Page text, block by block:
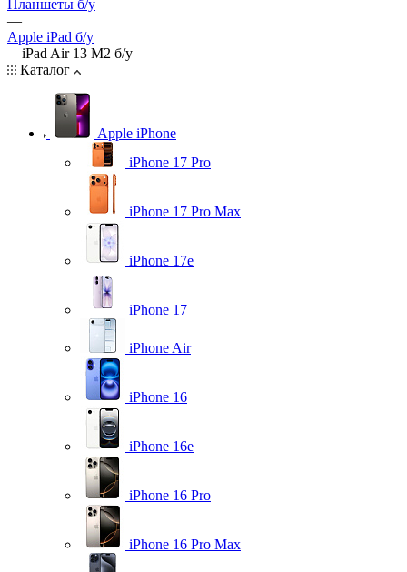
Планшеты б/у
—
Apple iPad б/у
—iPad Air 13 M2 б/у
Каталог
Apple iPhone
iPhone 17 Pro
iPhone 17 Pro Max
iPhone 17e
iPhone 17
iPhone Air
iPhone 16
iPhone 16e
iPhone 16 Pro
iPhone 16 Pro Max